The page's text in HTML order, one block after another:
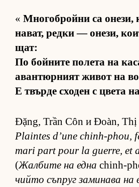
« Мно­гоб­ройни са оне­зи,
на­ват, редки — оне­зи,
щат:
По бой­ните по­лета на
аван­тюр­ният жи­вот на
Е твърде схо­ден с цвета
Đặng, Trần Côn и Đoàn,
Plaintes d’une chinh-phou,
mari part pour la guerre, et
(Жал­бите на една chinh-
чийто съп­руг за­ми­нава на